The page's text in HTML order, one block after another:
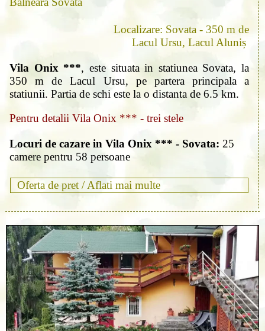
Localizare: Sovata - 350 m de
Lacul Ursu, Lacul Aluniș
Vila Onix ***, este situata in statiunea Sovata, la
350 m de Lacul Ursu, pe partera principala a
statiunii. Partia de schi este la o distanta de 6.5 km.
Pentru detalii Vila Onix *** - trei stele
Locuri de cazare in Vila Onix *** - Sovata: 25
camere pentru 58 persoane
Oferta de pret / Aflati mai multe